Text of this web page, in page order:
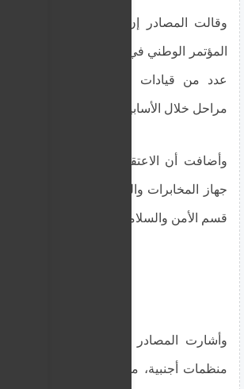
وقالت المصادر إن من بين الموقوفين
المؤتمر الوطني في الولاية عيسى آدم بركة،
عدد من قيادات الحزب الذين جرى
مراحل خلال الأسابيع الثلاثة الأخيرة.
قسم الأمن والسلامة بمطار الجنينة.
وأشارت المصادر إلى احتجاز موظفَين